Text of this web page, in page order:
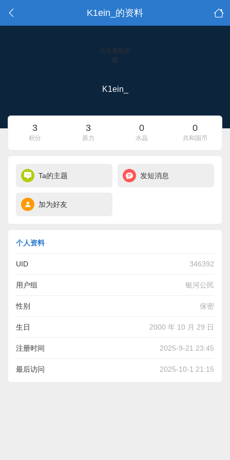
K1ein_的资料
点击重新加
载
K1ein_
3
积分
3
原力
0
水晶
0
共和国币
Ta的主题 发短消息
加为好友
个人资料
UID 346392
用户组 银河公民
性别 保密
生日 2000 年 10 月 29 日
注册时间 2025-9-21 23:45
最后访问 2025-10-1 21:15